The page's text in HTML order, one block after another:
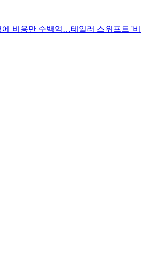
에 비용만 수백억…테일러 스위프트 '비